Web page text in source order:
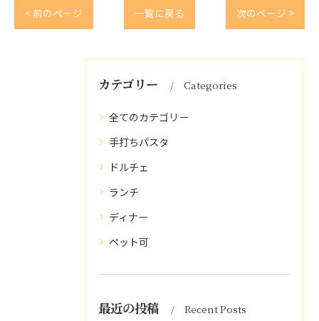
< 前のページ 一覧に戻る 次のページ >
カテゴリー Categories
全てのカテゴリー
手打ちパスタ
ドルチェ
ランチ
ディナー
ペット可
最近の投稿 Recent Posts